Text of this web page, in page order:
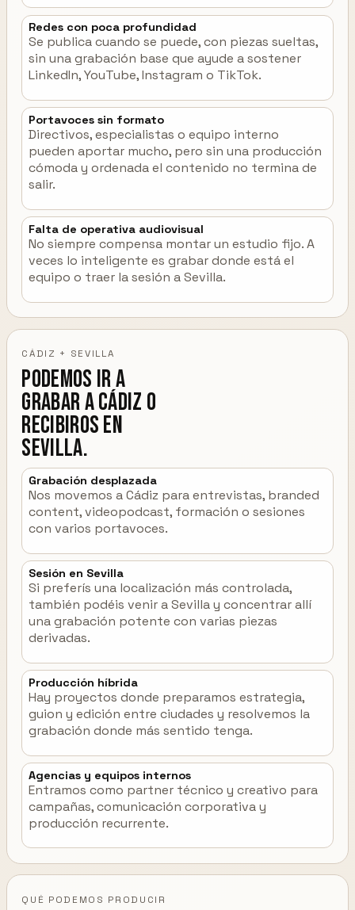
Redes con poca profundidad
Se publica cuando se puede, con piezas sueltas,
sin una grabación base que ayude a sostener
LinkedIn, YouTube, Instagram o TikTok.
Portavoces sin formato
Directivos, especialistas o equipo interno
pueden aportar mucho, pero sin una producción
cómoda y ordenada el contenido no termina de
salir.
Falta de operativa audiovisual
No siempre compensa montar un estudio fijo. A
veces lo inteligente es grabar donde está el
equipo o traer la sesión a Sevilla.
CÁDIZ + SEVILLA
Podemos ir a
grabar a Cádiz o
recibiros en
Sevilla.
Grabación desplazada
Nos movemos a Cádiz para entrevistas, branded
content, videopodcast, formación o sesiones
con varios portavoces.
Sesión en Sevilla
Si preferís una localización más controlada,
también podéis venir a Sevilla y concentrar allí
una grabación potente con varias piezas
derivadas.
Producción híbrida
Hay proyectos donde preparamos estrategia,
guion y edición entre ciudades y resolvemos la
grabación donde más sentido tenga.
Agencias y equipos internos
Entramos como partner técnico y creativo para
campañas, comunicación corporativa y
producción recurrente.
QUÉ PODEMOS PRODUCIR